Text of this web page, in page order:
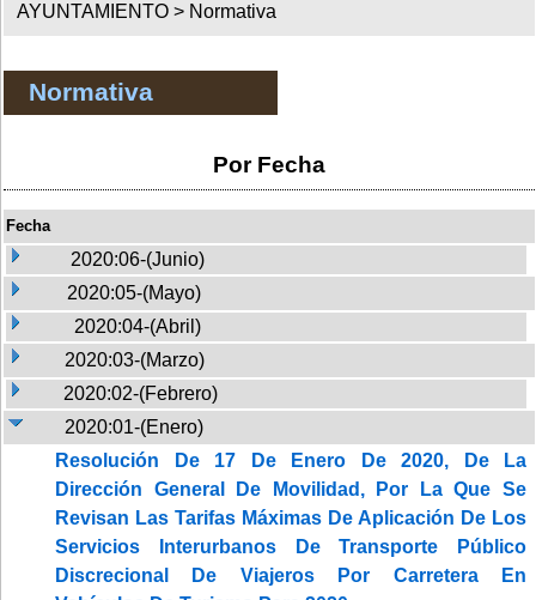
AYUNTAMIENTO > Normativa
Normativa
Por Fecha
Fecha
2020:06-(Junio)
2020:05-(Mayo)
2020:04-(Abril)
2020:03-(Marzo)
2020:02-(Febrero)
2020:01-(Enero)
Resolución De 17 De Enero De 2020, De La
Dirección General De Movilidad, Por La Que Se
Revisan Las Tarifas Máximas De Aplicación De Los
Servicios Interurbanos De Transporte Público
Discrecional De Viajeros Por Carretera En